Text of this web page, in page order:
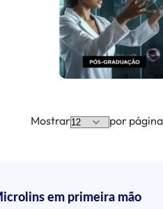
Mostrar por página
em primeira mão